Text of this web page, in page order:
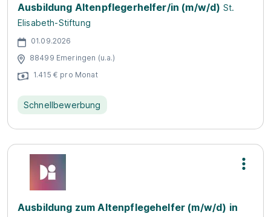
Ausbildung Altenpflegerhelfer/in (m/w/d) St.
Elisabeth-Stiftung
01.09.2026
88499 Emeringen (u.a.)
1.415 € pro Monat
Schnellbewerbung
Ausbildung zum Altenpflegehelfer (m/w/d) in